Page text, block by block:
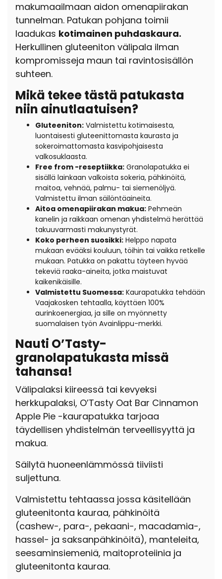
makumaailmaan aidon omenapiirakan
tunnelman. Patukan pohjana toimii
laadukas kotimainen puhdaskaura.
Herkullinen gluteeniton välipala ilman
kompromisseja maun tai ravintosisällön
suhteen.
Mikä tekee tästä patukasta
niin ainutlaatuisen?
Gluteeniton: Valmistettu kotimaisesta,
luontaisesti gluteenittomasta kaurasta ja
sokeroimattomasta kasvipohjaisesta
valkosuklaasta.
Free from -reseptiikka: Granolapatukka ei
sisällä lainkaan valkoista sokeria, pähkinöitä,
maitoa, vehnää, palmu- tai siemenöljyä.
Valmistettu ilman säilöntäaineita.
Aitoa omenapiirakan makua: Pehmeän
kanelin ja raikkaan omenan yhdistelmä herättää
takuuvarmasti makunystyrät.
Koko perheen suosikki: Helppo napata
mukaan evääksi kouluun, töihin tai vaikka retkelle
mukaan. Patukka on pakattu täyteen hyvää
tekeviä raaka-aineita, jotka maistuvat
kaikenikäisille.
Valmistettu Suomessa: Kaurapatukka tehdään
Vaajakosken tehtaalla, käyttäen 100%
aurinkoenergiaa, ja sille on myönnetty
suomalaisen työn Avainlippu-merkki.
Nauti O’Tasty-
granolapatukasta missä
tahansa!
Välipalaksi kiireessä tai kevyeksi
herkkupalaksi, O’Tasty Oat Bar Cinnamon
Apple Pie -kaurapatukka tarjoaa
täydellisen yhdistelmän terveellisyyttä ja
makua.
Säilytä huoneenlämmössä tiiviisti
suljettuna.
Valmistettu tehtaassa jossa käsitellään
gluteenitonta kauraa, pähkinöitä
(cashew-, para-, pekaani-, macadamia-,
hassel- ja saksanpähkinöitä), manteleita,
seesaminsiemeniä, maitoproteiinia ja
gluteenitonta kauraa.